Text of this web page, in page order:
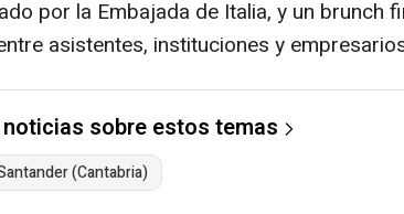
por la Embajada de Italia, y un brunch
asistentes, instituciones y
sobre estos temas
(Cantabria)